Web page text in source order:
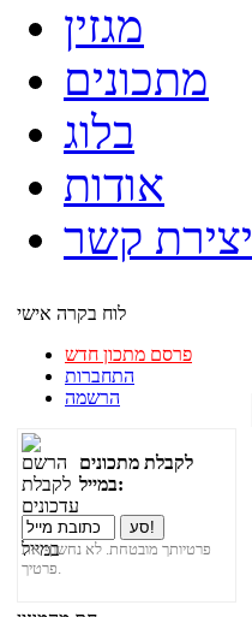
מגזין
מתכונים
בלוג
אודות
יצירת קשר
לוח בקרה אישי
פרסם מתכון חדש
התחברות
הרשמה
לקבלת מתכונים
במייל:
פרטיותך מובטחת. לא נחשוף את
פרטיך.